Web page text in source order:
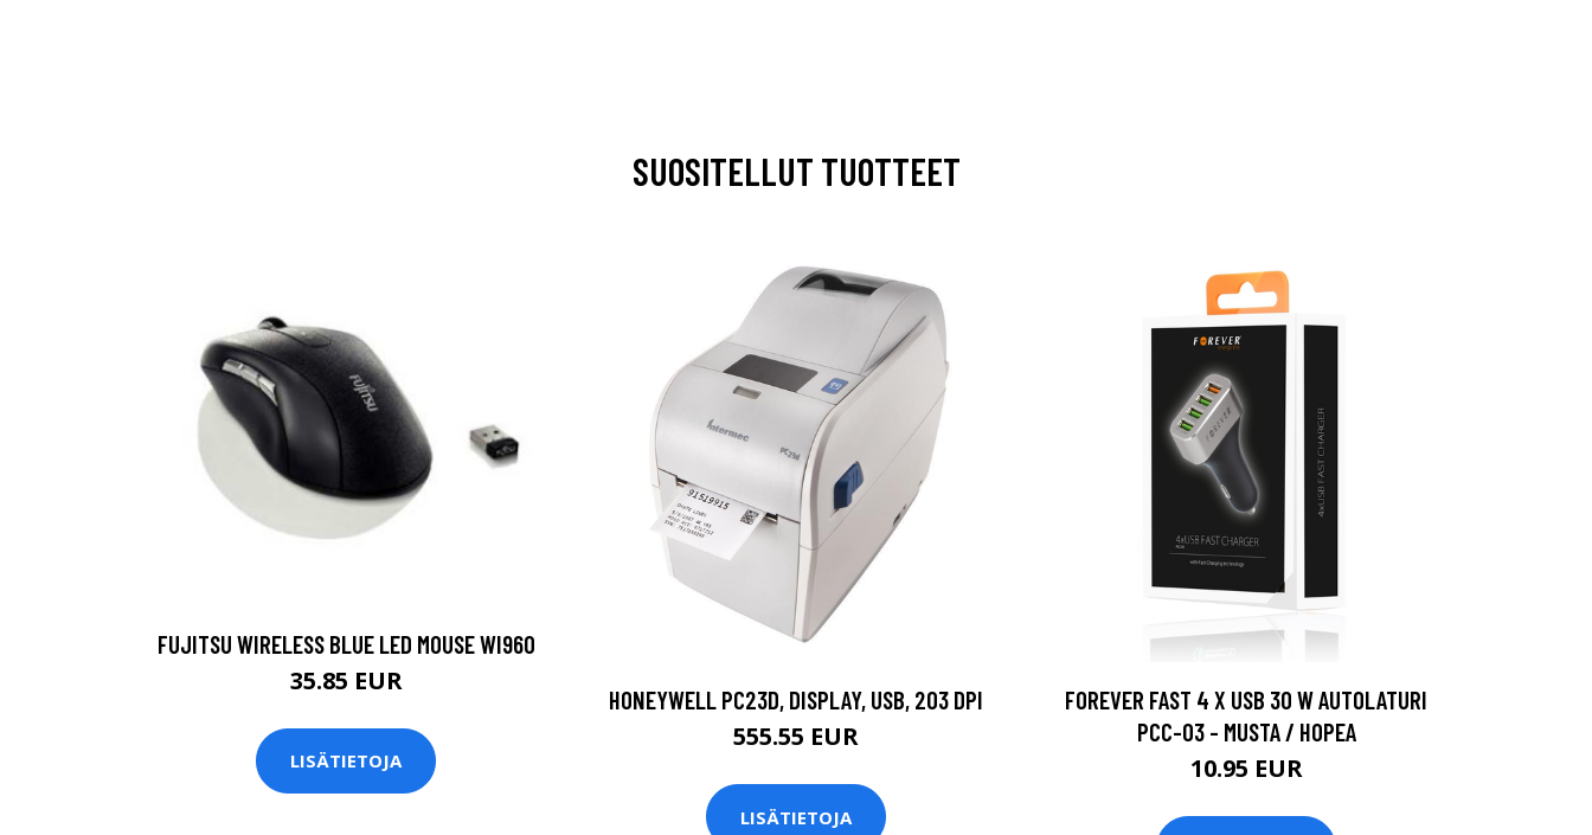
SUOSITELLUT TUOTTEET
FUJITSU WIRELESS BLUE LED MOUSE WI960
35.85 EUR
LISÄTIETOJA
HONEYWELL PC23D, DISPLAY, USB, 203 DPI
555.55 EUR
LISÄTIETOJA
FOREVER FAST 4 X USB 30 W AUTOLATURI
PCC-03 - MUSTA / HOPEA
10.95 EUR